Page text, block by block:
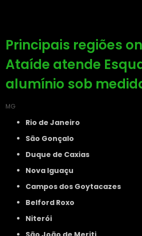
Principais regiões
Ataíde atende
alumínio sob
MG
Rio de Janeiro
São Gonçalo
Duque de Caxias
Nova Iguaçu
Campos dos Goytacazes
Belford Roxo
Niterói